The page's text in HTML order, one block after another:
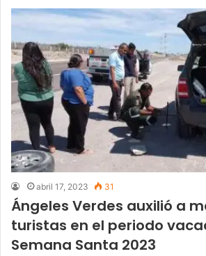
abril 17, 2023 31
Ángeles Verdes auxilió a
turistas en el periodo
Semana Santa 2023